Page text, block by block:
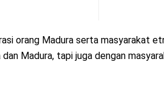
orang Madura serta masyarakat
Madura, tapi juga dengan